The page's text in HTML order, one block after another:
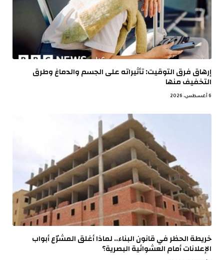
إرهاق فرق التوقيت: تأثيراته على الجسم والدماغ وطرق
التخفيف منها
6 أغسطس، 2026
خريطة الحظر في قانون البناء.. لماذا أغلق المشرّع أبواب
الإعلانات أمام العشوائية البصرية؟